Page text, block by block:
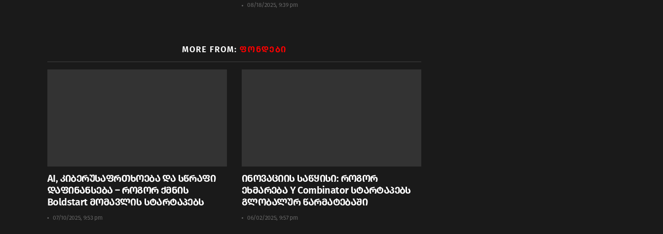
08/18/2025, 9:39 pm
MORE FROM:ᲤᲝᲜᲓᲔᲑᲘ
AI, კიბერუსაფრთხოება და სწრაფი
დაფინანსება – როგორ ქმნის
Boldstart მომავლის სტარტაპებს
07/10/2025, 9:53 pm
ინოვაციის საწყისი: როგორ
ეხმარება Y Combinator სტარტაპებს
გლობალურ წარმატებაში
06/02/2025, 9:57 pm